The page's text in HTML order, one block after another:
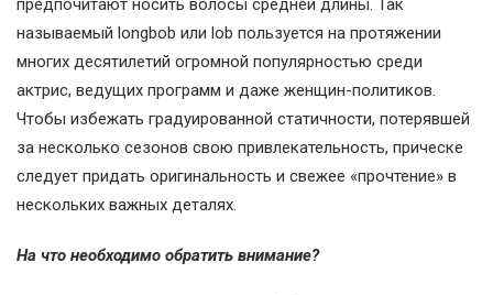
предпочитают носить волосы средней длины. Так
называемый longbob или lob пользуется на протяжении
многих десятилетий огромной популярностью среди
актрис, ведущих программ и даже женщин-политиков.
Чтобы избежать градуированной статичности, потерявшей
за несколько сезонов свою привлекательность, прическе
следует придать оригинальность и свежее «прочтение» в
нескольких важных деталях.
На что необходимо обратить внимание?